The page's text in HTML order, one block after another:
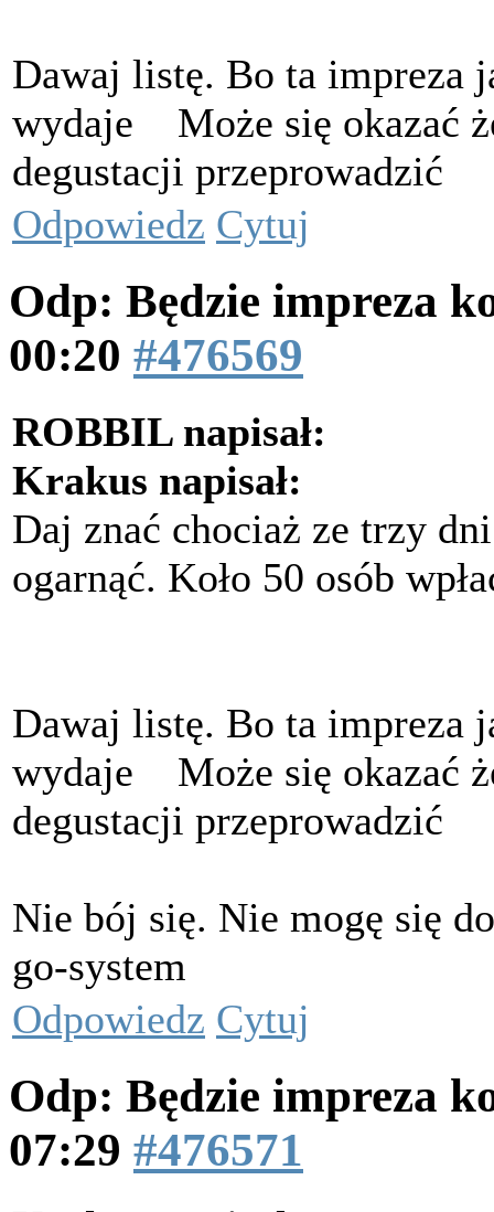
Dawaj listę. Bo ta impreza
wydaje
Może się okazać
degustacji przeprowadzić
Odpowiedz Cytuj
Odp: Będzie impreza
00:20 #476569
ROBBIL napisał:
Krakus napisał:
Daj znać chociaż ze trzy
ogarnąć. Koło 50 osób
Dawaj listę. Bo ta impreza
wydaje
Może się okazać
degustacji przeprowadzić
Nie bój się. Nie mogę się
go-system
Odpowiedz Cytuj
Odp: Będzie impreza
07:29 #476571